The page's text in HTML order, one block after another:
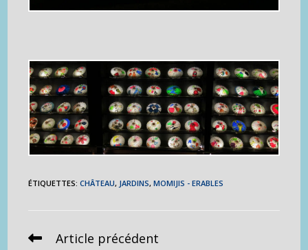
ÉTIQUETTES:CHÂTEAU, JARDINS, MOMIJIS - ERABLES
Read
Article précédent